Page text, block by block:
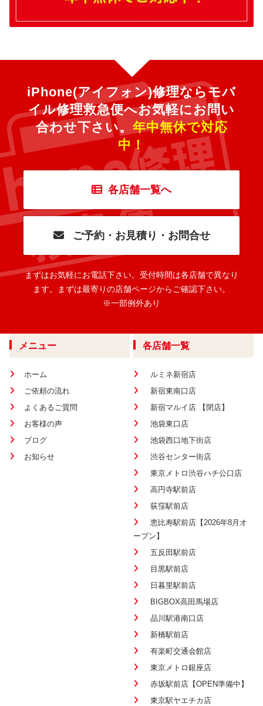
iPhone(アイフォン)修理ならモバ
イル修理救急便へお気軽にお問い
合わせ下さい。 年中無休で対応
中！
各店舗一覧へ
ご予約・お見積り・お問合せ
まずはお気軽にお電話下さい。 受付時間は各店舗で異なり
ます。
まずは最寄りの店舗ページからご確認下さい。
※一部例外あり
メニュー
ホーム
ご依頼の流れ
よくあるご質問
お客様の声
ブログ
お知らせ
各店舗一覧
ルミネ新宿店
新宿東南口店
新宿マルイ店 【閉店】
池袋東口店
池袋西口地下街店
渋谷センター街店
東京メトロ渋谷ハチ公口店
高円寺駅前店
荻窪駅前店
恵比寿駅前店【2026年8月オ
ープン】
五反田駅前店
目黒駅前店
日暮里駅前店
BIGBOX高田馬場店
品川駅港南口店
新橋駅前店
有楽町交通会館店
東京メトロ銀座店
赤坂駅前店【OPEN準備中】
東京駅ヤエチカ店